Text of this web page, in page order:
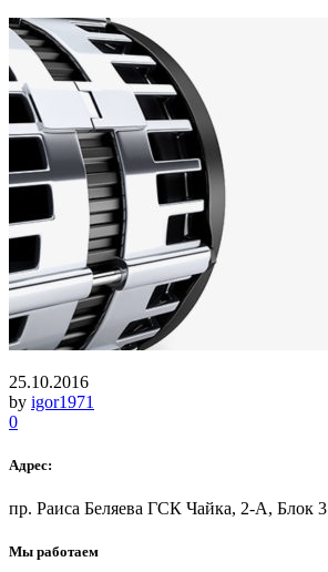
25.10.2016
by igor1971
0
Адрес:
пр. Раиса Беляева ГСК Чайка, 2-А, Блок 3
Мы работаем